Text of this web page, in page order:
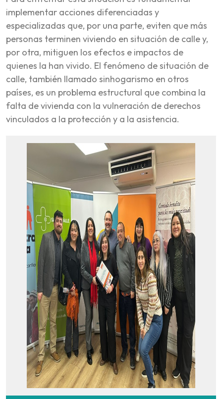
implementar acciones diferenciadas y
especializadas que, por una parte, eviten que más
personas terminen viviendo en situación de calle y,
por otra, mitiguen los efectos e impactos de
quienes la han vivido. El fenómeno de situación de
calle, también llamado sinhogarismo en otros
países, es un problema estructural que combina la
falta de vivienda con la vulneración de derechos
vinculados a la protección y a la asistencia.